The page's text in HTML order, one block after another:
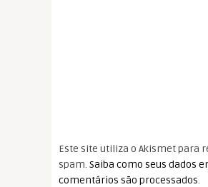
Este site utiliza o Akismet para
spam. Saiba como seus dados
comentários são processados.